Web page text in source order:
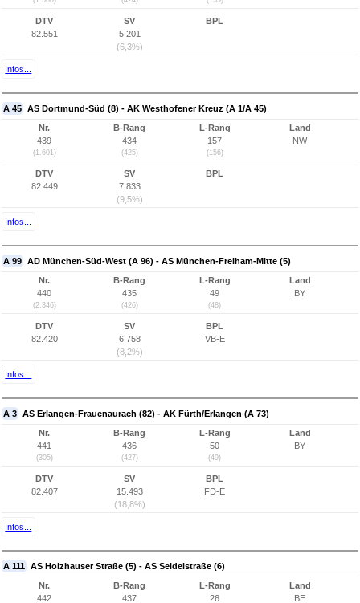
DTV
82.551
SV
5.201
(6,3%)
BPL
Infos...
A 45 AS Dortmund-Süd (8) - AK Westhofener Kreuz (A 1/A 45)
Nr.
439
(1.601)
B-Rang
434
(425)
L-Rang
157
(156)
Land
NW
DTV
82.449
SV
7.833
(9,5%)
BPL
Infos...
A 99 AD München-Süd-West (A 96) - AS München-Freiham-Mitte (5)
Nr.
440
(2.346)
B-Rang
435
(426)
L-Rang
49
(48)
Land
BY
DTV
82.420
SV
6.758
(8,2%)
BPL
VB-E
Infos...
A 3 AS Erlangen-Frauenaurach (82) - AK Fürth/Erlangen (A 73)
Nr.
441
(305)
B-Rang
436
(427)
L-Rang
50
(49)
Land
BY
DTV
82.407
SV
15.493
(18,8%)
BPL
FD-E
Infos...
A 111 AS Holzhauser Straße (5) - AS Seidelstraße (6)
Nr.
442
B-Rang
437
L-Rang
26
Land
BE